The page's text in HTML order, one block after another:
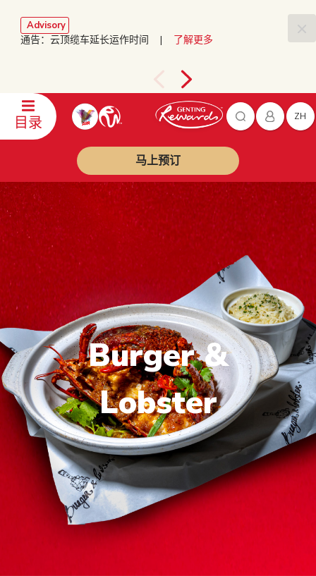
Advisory
通告：云顶缆车延长运作时间 | 了解更多
目录 ZH
马上预订
Burger &
Lobster